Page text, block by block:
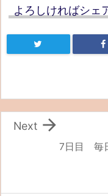
よろしければシェ
7日目 毎

Next